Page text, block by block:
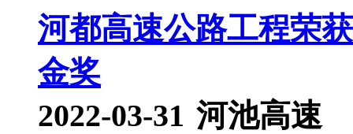
河都高速公路工程荣
金奖
2022-03-31 河池高速